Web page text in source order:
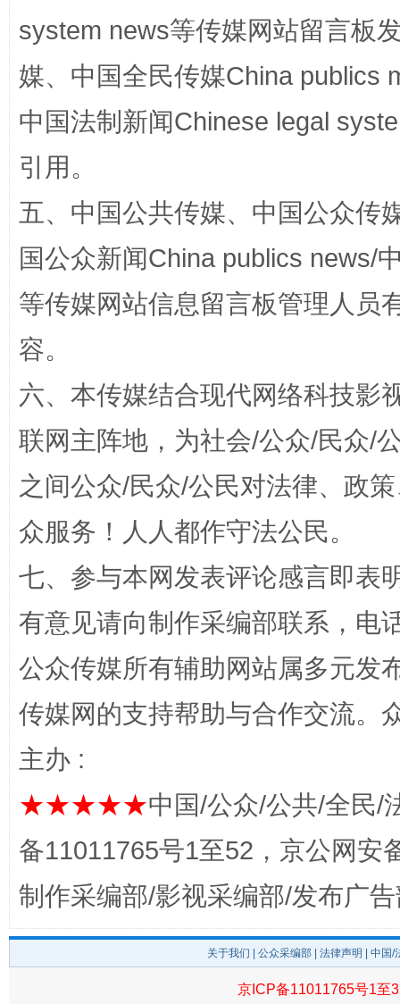
如何以同查同治破解风腐交织难题 养老服
一颗心始终滚烫
完善运行机制助力责任有效落实
system news等传媒网站留言板
媒、中国全民传媒China publics
中国法制新闻Chinese legal
引用。
五、中国公共传媒、中国公众传
国公众新闻China publics news/
等传媒网站信息留言板管理人员
容。
六、本传媒结合现代网络科技影
联网主阵地，为社会/公众/民众/
之间公众/民众/公民对法律、政
众服务！人人都作守法公民。
七、参与本网发表评论感言即表
有意见请向制作采编部联系，电
公众传媒所有辅助网站属多元发
传媒网的支持帮助与合作交流。
主办 :
★★★★★中国/公众/公共/全民/
备11011765号1至52，京公网安
制作采编部/影视采编部/发布广
关于我们 公众采编部 法律声明 | 中国
京ICP备11011765号1至